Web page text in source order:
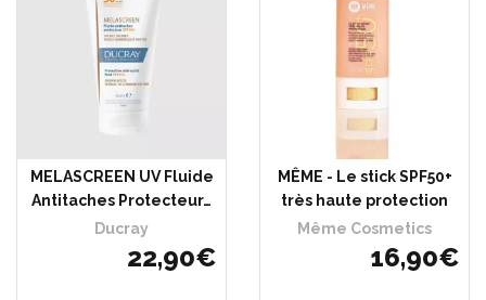
MELASCREEN UV Fluide
Antitaches Protecteur…
Ducray
22,90€
MÊME - Le stick SPF50+
très haute protection
Même Cosmetics
16,90€